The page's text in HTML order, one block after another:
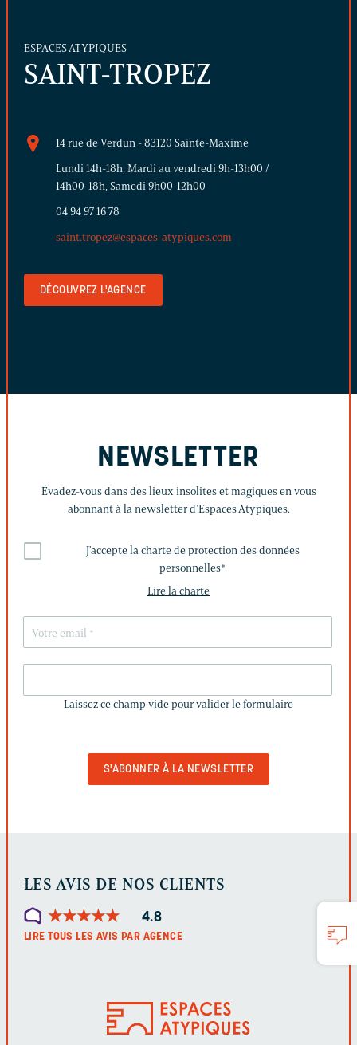
ESPACES ATYPIQUES
SAINT-TROPEZ
14 rue de Verdun - 83120 Sainte-Maxime
Lundi 14h-18h, Mardi au vendredi 9h-13h00 /
14h00-18h, Samedi 9h00-12h00
04 94 97 16 78
saint.tropez@espaces-atypiques.com
DÉCOUVREZ L'AGENCE
NEWSLETTER
Évadez-vous dans des lieux insolites et magiques en vous
abonnant à la newsletter d’Espaces Atypiques.
J'accepte la charte de protection des données
personnelles*
Lire la charte
CHAMP
Laissez ce champ vide pour valider le formulaire
LES AVIS DE NOS CLIENTS
★★★★★
★★★★★ 4.8
LIRE TOUS LES AVIS PAR AGENCE